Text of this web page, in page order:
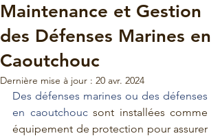
Maintenance et Gestion
des Défenses Marines en
Caoutchouc
Dernière mise à jour : 20 avr. 2024
Des défenses marines ou des défenses
en caoutchouc sont installées comme
équipement de protection pour assurer